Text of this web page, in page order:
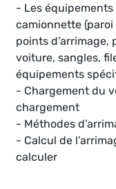
- Les
camionnette (paroi
points d’arrimage,
voiture, sangles,
équipements
- Chargement du
chargement
- Méthodes
- Calcul de
calculer